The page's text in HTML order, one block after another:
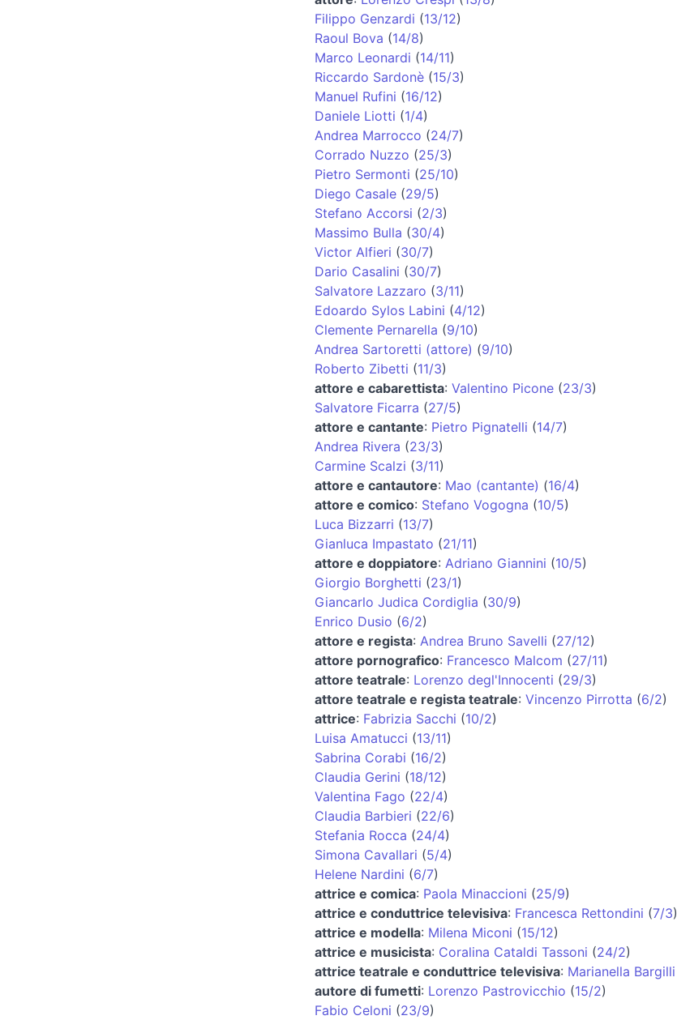
Filippo Genzardi (13/12)
Raoul Bova (14/8)
Marco Leonardi (14/11)
Riccardo Sardonè (15/3)
Manuel Rufini (16/12)
Daniele Liotti (1/4)
Andrea Marrocco (24/7)
Corrado Nuzzo (25/3)
Pietro Sermonti (25/10)
Diego Casale (29/5)
Stefano Accorsi (2/3)
Massimo Bulla (30/4)
Victor Alfieri (30/7)
Dario Casalini (30/7)
Salvatore Lazzaro (3/11)
Edoardo Sylos Labini (4/12)
Clemente Pernarella (9/10)
Andrea Sartoretti (attore) (9/10)
Roberto Zibetti (11/3)
attore e cabarettista: Valentino Picone (23/3)
Salvatore Ficarra (27/5)
attore e cantante: Pietro Pignatelli (14/7)
Andrea Rivera (23/3)
Carmine Scalzi (3/11)
attore e cantautore: Mao (cantante) (16/4)
attore e comico: Stefano Vogogna (10/5)
Luca Bizzarri (13/7)
Gianluca Impastato (21/11)
attore e doppiatore: Adriano Giannini (10/5)
Giorgio Borghetti (23/1)
Giancarlo Judica Cordiglia (30/9)
Enrico Dusio (6/2)
attore e regista: Andrea Bruno Savelli (27/12)
attore pornografico: Francesco Malcom (27/11)
attore teatrale: Lorenzo degl'Innocenti (29/3)
attore teatrale e regista teatrale: Vincenzo Pirrotta (6/2)
attrice: Fabrizia Sacchi (10/2)
Luisa Amatucci (13/11)
Sabrina Corabi (16/2)
Claudia Gerini (18/12)
Valentina Fago (22/4)
Claudia Barbieri (22/6)
Stefania Rocca (24/4)
Simona Cavallari (5/4)
Helene Nardini (6/7)
attrice e comica: Paola Minaccioni (25/9)
attrice e conduttrice televisiva: Francesca Rettondini (7/3)
attrice e modella: Milena Miconi (15/12)
attrice e musicista: Coralina Cataldi Tassoni (24/2)
attrice teatrale e conduttrice televisiva: Marianella Bargilli
autore di fumetti: Lorenzo Pastrovicchio (15/2)
Fabio Celoni (23/9)